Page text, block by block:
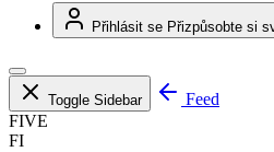
Přihlásit se Přizpůsobte si
Toggle Sidebar
Feed
FIVE
FI